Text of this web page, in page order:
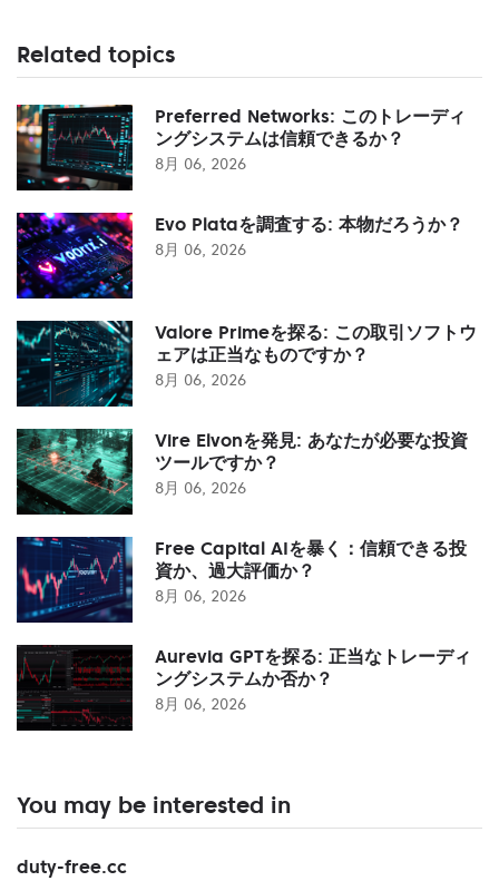
Related topics
Preferred Networks: このトレーディ
ングシステムは信頼できるか？
8月 06, 2026
Evo Plataを調査する: 本物だろうか？
8月 06, 2026
Valore Primeを探る: この取引ソフトウ
ェアは正当なものですか？
8月 06, 2026
Vire Elvonを発見: あなたが必要な投資
ツールですか？
8月 06, 2026
Free Capital AIを暴く：信頼できる投
資か、過大評価か？
8月 06, 2026
Aurevia GPTを探る: 正当なトレーディ
ングシステムか否か？
8月 06, 2026
You may be interested in
duty-free.cc